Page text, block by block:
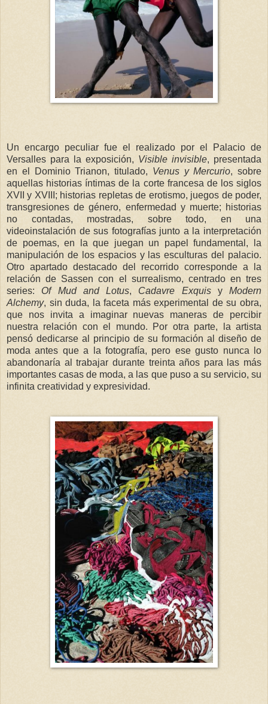
Un encargo peculiar fue el realizado por el Palacio de
Versalles para la exposición, Visible invisible, presentada
en el Dominio Trianon, titulado, Venus y Mercurio, sobre
aquellas historias íntimas de la corte francesa de los siglos
XVII y XVIII; historias repletas de erotismo, juegos de poder,
transgresiones de género, enfermedad y muerte; historias
no contadas, mostradas, sobre todo, en una
videoinstalación de sus fotografías junto a la interpretación
de poemas, en la que juegan un papel fundamental, la
manipulación de los espacios y las esculturas del palacio.
Otro apartado destacado del recorrido corresponde a la
relación de Sassen con el surrealismo, centrado en tres
series: Of Mud and Lotus, Cadavre Exquisy Modern
Alchemy, sin duda, la faceta más experimental de su obra,
que nos invita a imaginar nuevas maneras de percibir
nuestra relación con el mundo. Por otra parte, la artista
pensó dedicarse al principio de su formación al diseño de
moda antes que a la fotografía, pero ese gusto nunca lo
abandonaría al trabajar durante treinta años para las más
importantes casas de moda, a las que puso a su servicio, su
infinita creatividad y expresividad.